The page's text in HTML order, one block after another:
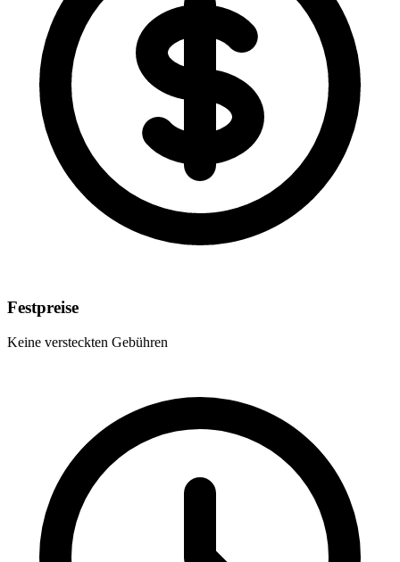
Festpreise
Keine versteckten Gebühren